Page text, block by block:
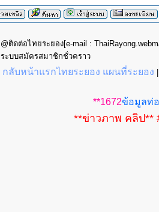
@ติดต่อไทยระยอง[e-mail :
ระบบสมัครสมาชิกชั่วคราว
กลับหน้าแรกไทยระยอง แผนที่ระยอง
**1672ข้อมูลท่
**ข่าวภาพ คลิป**